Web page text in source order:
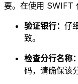
要。在使用 SWIFT
验证银行： 仔
致。
检查分行名称：
码，请确保该